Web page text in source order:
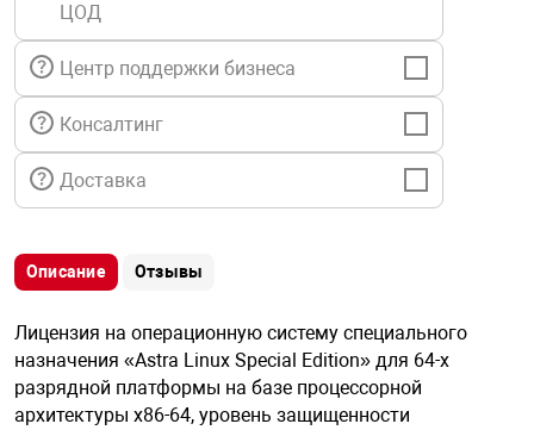
техника
автомобили
информации
средства охраны
ЦОД
Центр поддержки бизнеса
Консалтинг
Доставка
Описание Отзывы
Лицензия на операционную систему специального
назначения «Astra Linux Special Edition» для 64-х
разрядной платформы на базе процессорной
архитектуры х86-64, уровень защищенности